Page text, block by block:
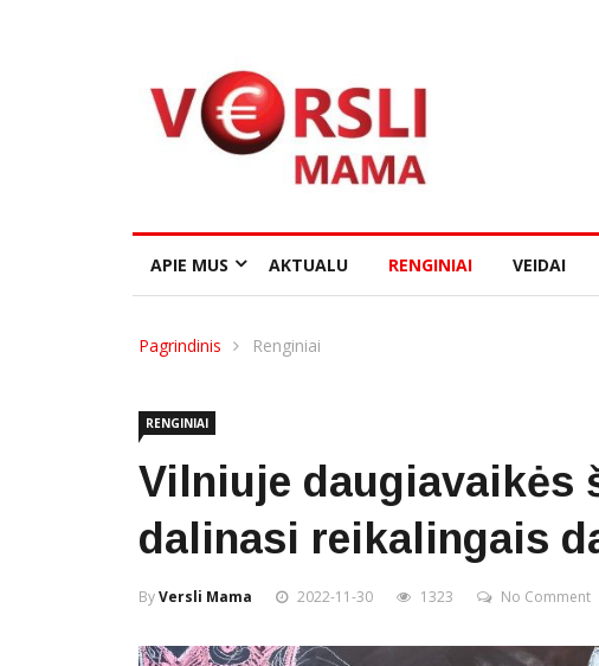
APIE MUS AKTUALU RENGINIAI VEIDAI
Pagrindinis Renginiai
RENGINIAI
Vilniuje daugiavaikės
dalinasi reikalingais
ByVersli Mama 2022-11-30 1323 No Comment